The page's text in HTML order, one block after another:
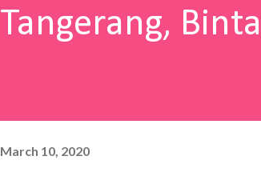
Tangerang,
March 10, 2020